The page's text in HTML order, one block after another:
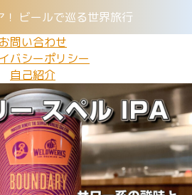
！ ビールで巡る世界旅行
お問い合わせ
バシーポリシー
自己紹介